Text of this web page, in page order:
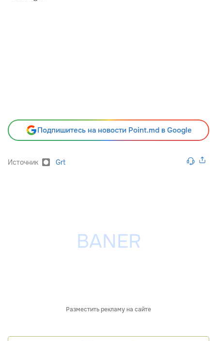
Подпишитесь на новости Point.md в Google
Источник Grt
Разместить рекламу на сайте